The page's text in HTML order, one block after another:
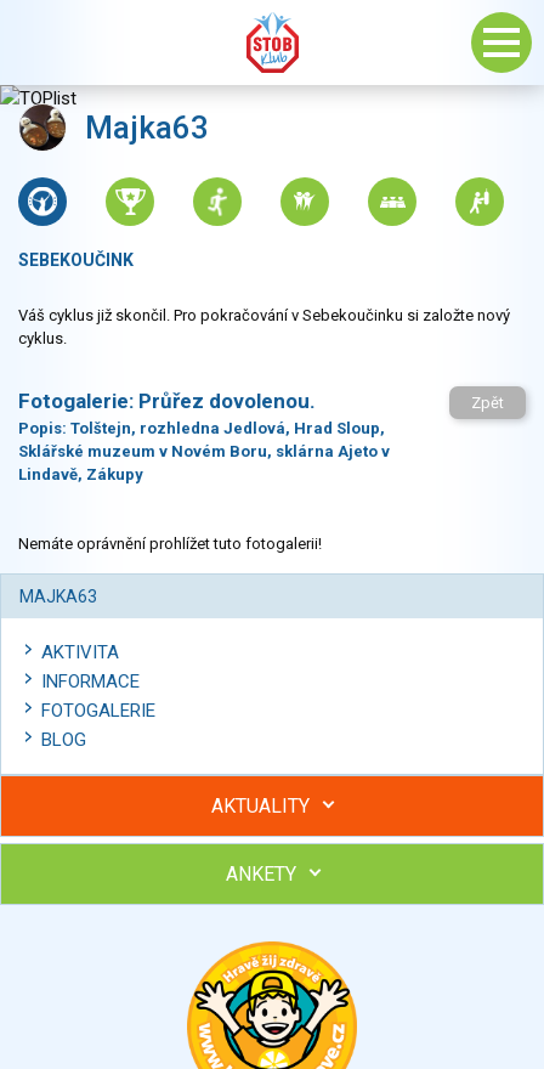
Majka63
SEBEKOUČINK
Váš cyklus již skončil. Pro pokračování v Sebekoučinku si založte nový
cyklus.
Fotogalerie: Průřez dovolenou.
Popis: Tolštejn, rozhledna Jedlová, Hrad Sloup,
Sklářské muzeum v Novém Boru, sklárna Ajeto v
Lindavě, Zákupy
Zpět
Nemáte oprávnění prohlížet tuto fotogalerii!
MAJKA63
AKTIVITA
INFORMACE
FOTOGALERIE
BLOG
AKTUALITY
Hubněte s podporou lektorky a skupiny v kurzech STOBu
Chcete poradit s hubnutím? Najděte si odborníka STOBu ve
ANKETY